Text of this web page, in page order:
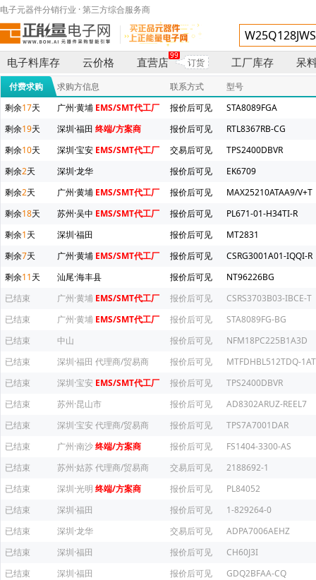
电子元器件分销行业 · 第三方综合服务商
电子料库存 云价格 直营店
99
订货 工厂库存 呆
付费求购 求购方信息 联系方式
型号
剩余17天 广州·黄埔 EMS/SMT代工厂 报价后可见
STA8089FGA
剩余19天 深圳·福田 终端/方案商 报价后可见
RTL8367RB-CG
剩余10天 深圳·宝安 EMS/SMT代工厂 交易后可见
TPS2400DBVR
剩余2天 深圳·龙华 报价后可见
EK6709
剩余2天 广州·黄埔 EMS/SMT代工厂 报价后可见
MAX25210ATAA9/V+T
剩余18天 苏州·吴中 EMS/SMT代工厂 报价后可见
PL671-01-H34TI-R
剩余1天 深圳·福田 报价后可见
MT2831
剩余7天 广州·黄埔 EMS/SMT代工厂 报价后可见
CSRG3001A01-IQQI-R
剩余11天 汕尾·海丰县 报价后可见
NT96226BG
已结束
广州·黄埔 EMS/SMT代工厂 报价后可见
CSRS3703B03-IBCE-T
已结束
广州·黄埔 EMS/SMT代工厂 报价后可见
STA8089FG-BG
已结束
中山 报价后可见
NFM18PC225B1A3D
已结束
深圳·福田 代理商/贸易商 报价后可见
MTFDHBL512TDQ-
已结束
深圳·宝安 EMS/SMT代工厂 报价后可见
TPS2400DBVR
已结束
苏州·昆山市 报价后可见
AD8302ARUZ-REEL7
已结束
深圳·宝安 代理商/贸易商 报价后可见
TPS7A7001DAR
已结束
广州·南沙终端/方案商 报价后可见
FS1404-3300-AS
已结束
苏州·姑苏代理商/贸易商 交易后可见
2188692-1
已结束
深圳·光明 终端/方案商 报价后可见
PL84052
已结束
深圳·福田 报价后可见
1-829264-0
已结束
深圳·龙华 交易后可见
ADPA7006AEHZ
已结束
深圳·福田 报价后可见
CH60J3I
已结束
深圳·福田 报价后可见
GDQ2BFAA-CQ